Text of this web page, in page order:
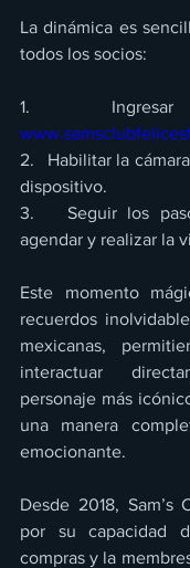
La dinámica es
todos los socios:
2.   Habilitar la
dispositivo.
3.   Seguir los
agendar y realizar la
Este momento
recuerdos
mexicanas,
interactuar
personaje más
una manera
emocionante.
Desde 2018, Sam’s
por su capacidad
compras y la